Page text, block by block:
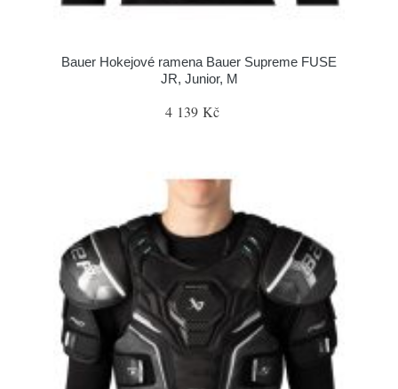
Bauer Hokejové ramena Bauer Supreme FUSE
JR, Junior, M
4 139 Kč